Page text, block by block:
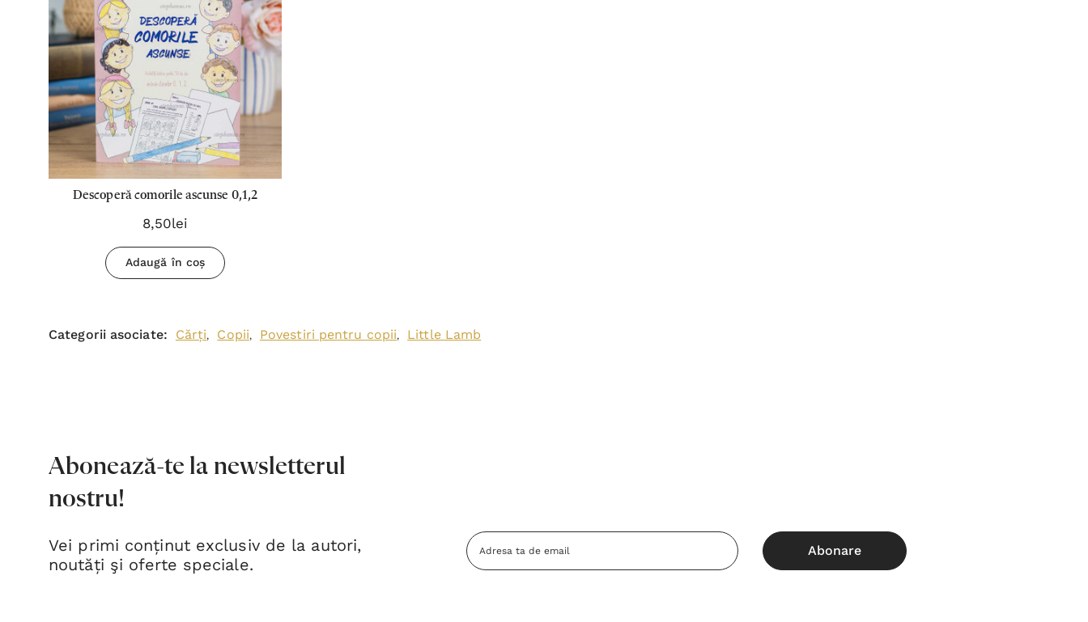
Descoperă comorile ascunse 0,1,2
8,50lei
Adaugă în coș
Categorii asociate: Cărți, Copii, Povestiri pentru copii, Little Lamb
Abonează-te la newsletterul
nostru!
Vei primi conținut exclusiv de la autori,
noutăți şi oferte speciale.
Adresa
Email